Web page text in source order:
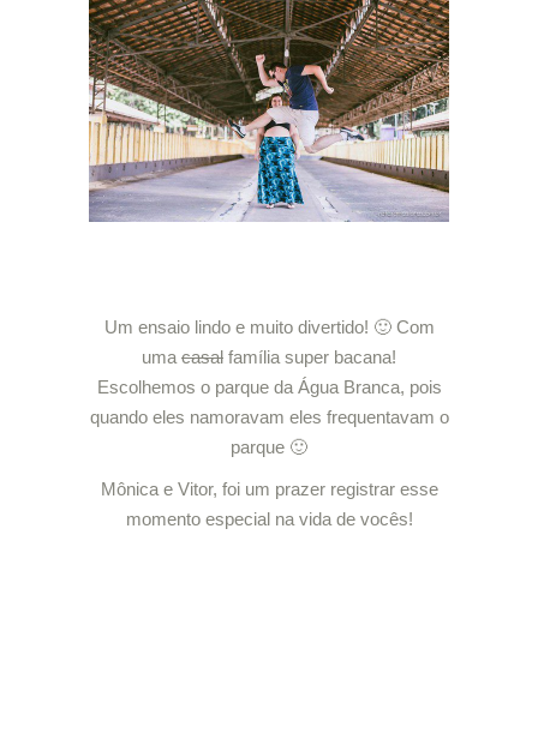
Um ensaio lindo e muito divertido! 🙂 Com
uma casal família super bacana!
Escolhemos o parque da Água Branca, pois
quando eles namoravam eles frequentavam o
parque 🙂
Mônica e Vitor, foi um prazer registrar esse
momento especial na vida de vocês!